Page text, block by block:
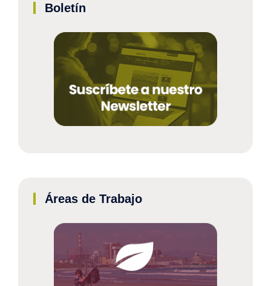
Boletín
Áreas de Trabajo